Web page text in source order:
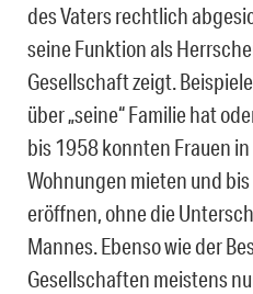
des Vaters rechtlich
seine Funktion als
Gesellschaft zeigt.
über „seine“ Familie hat
bis 1958 konnten Frauen
Wohnungen mieten und
eröffnen, ohne die
Mannes. Ebenso wie der
Gesellschaften meistens